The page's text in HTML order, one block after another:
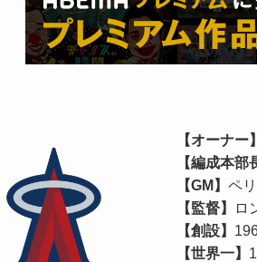
【オーナー
【編成本部
【GM】 ペ
【監督】
ロ
【創設】
【世界一】